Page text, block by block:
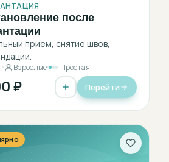
после
приём, снятие швов,
Взрослые Простая
₽ Перейти